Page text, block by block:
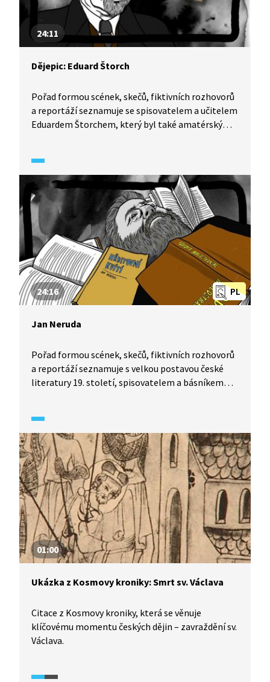
24:11
Dějepic: Eduard Štorch
Pořad formou scének, skečů, fiktivních rozhovorů
a reportáží seznamuje se spisovatelem a učitelem
Eduardem Štorchem, který byl také amatérským
ovlivnily několik generací.
PL
24:16
Jan Neruda
Pořad formou scének, skečů, fiktivních rozhovorů
a reportáží seznamuje s velkou postavou české
literatury 19. století, spisovatelem a básníkem
přesto celý svůj život v materiální nouzi.
01:00
Ukázka z Kosmovy kroniky: Smrt sv. Václava
Citace z Kosmovy kroniky, která se věnuje
klíčovému momentu českých dějin – zavraždění sv.
Václava.